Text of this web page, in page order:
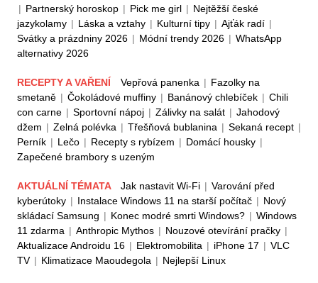
| Partnerský horoskop | Pick me girl | Nejtěžší české
jazykolamy | Láska a vztahy | Kulturní tipy | Ajťák radí |
Svátky a prázdniny 2026 | Módní trendy 2026 | WhatsApp
alternativy 2026
RECEPTY A VAŘENÍ Vepřová panenka | Fazolky na
smetaně | Čokoládové muffiny | Banánový chlebíček | Chili
con carne | Sportovní nápoj | Zálivky na salát | Jahodový
džem | Zelná polévka | Třešňová bublanina | Sekaná recept |
Perník | Lečo | Recepty s rybízem | Domácí housky |
Zapečené brambory s uzeným
AKTUÁLNÍ TÉMATA Jak nastavit Wi-Fi | Varování před
kyberútoky | Instalace Windows 11 na starší počítač | Nový
skládací Samsung | Konec modré smrti Windows? | Windows
11 zdarma | Anthropic Mythos | Nouzové otevírání pračky |
Aktualizace Androidu 16 | Elektromobilita | iPhone 17 | VLC
TV | Klimatizace Maoudegola | Nejlepší Linux